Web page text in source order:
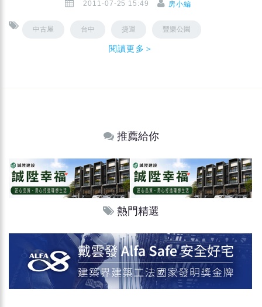
2011-07-25 15:49 房小編
中古屋 台中 捷運 豐樂公園
閱讀更多＞
推薦給你
熱門精選